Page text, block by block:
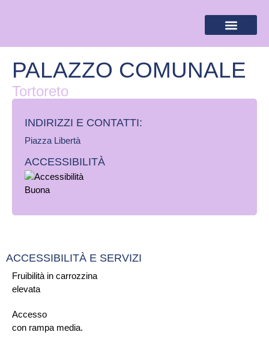
PALAZZO COMUNALE
Tortoreto
INDIRIZZI E CONTATTI:​
Piazza Libertà
ACCESSIBILITÀ
Fruibilità in carrozzina
elevata
Accesso
con rampa media.
ACCESSIBILITÀ E SERVIZI